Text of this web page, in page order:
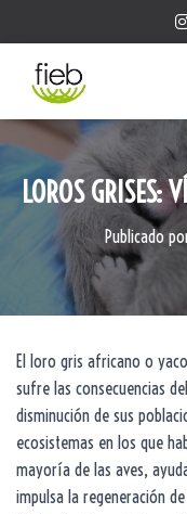
LOROS GRISES:
Publicado
El loro gris africano o
sufre las consecuencias
disminución de sus
ecosistemas en los que
mayoría de las aves,
impulsa la regeneración